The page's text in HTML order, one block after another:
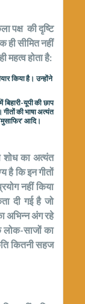
पक्ष की दृष्टि
ही सीमित नहीं
महत्व होता है:
किया है। उन्होंने
यूपी की छाप
की भाषा अत्यंत
आदि।
शोध का अत्यंत
है कि इन गीतों
नहीं किया
दी गई है जो
अभिन्न अंग रहे
लोक-साजों का
कितनी सहज